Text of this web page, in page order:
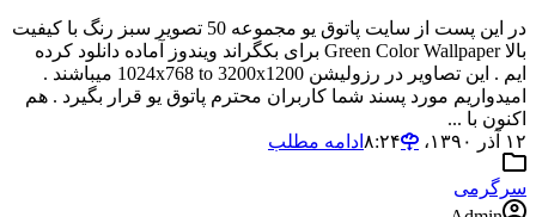
در این پست از سایت پاتوق یو مجموعه 50 تصویر سبز رنگ با کیفیت
بالا Green Color Wallpaper برای بکگراند ویندوز آماده دانلود کرده
ایم . این تصاویر در رزولیشن 1024x768 to 3200x1200 میباشند .
امیدواریم مورد پسند شما کاربران محترم پاتوق یو قرار بگیرد . هم
اکنون با ...
۱۲ آذر ۱۳۹۰،‏ ۸:۲۴
ادامه مطلب
سرگرمی